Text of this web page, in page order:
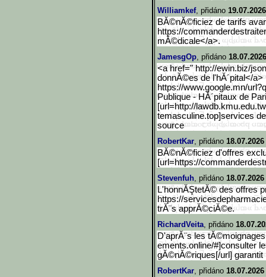
Williamkef, přidáno
BĂ©nĂ©ficiez de tarifs
https://
mĂ©dicale</a>.
JamesgOp, přidáno
<a href=" http://ewin.biz/
donnĂ©es de l'hĂ´pital</
https://www.google.mn/url
Publique - HĂ´pitaux de
[url=http://lawdb.kmu.edu
temasculine.top]services
source
RobertKar, přidáno
BĂ©nĂ©ficiez d'offres
[url=https://
Stevenfuh, přidáno
L'honnĂŞtetĂ© des offres
https://
trĂ¨s apprĂ©ciĂ©e.
RichardVeita, přidáno
D'aprĂ¨s les
ements.online/#]consulter
gĂ©nĂ©riques[/url] garantit
RobertKar, přidáno